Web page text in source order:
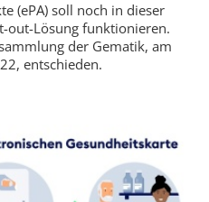
(ePA) soll noch in dieser
out-Lösung funktionieren.
der Gematik, am
entschieden.